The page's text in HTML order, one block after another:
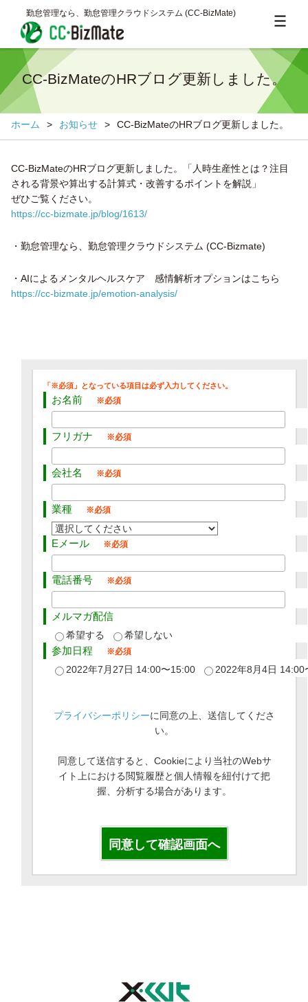
勤怠管理なら、勤怠管理クラウドシステム (CC‐BizMate)
CC-BizMateのHRブログ更新しました。
ホーム > お知らせ > CC-BizMateのHRブログ更新しました。
CC-BizMateのHRブログ更新しました。「人時生産性とは？注目
される背景や算出する計算式・改善するポイントを解説」
ぜひご覧ください。
https://cc-bizmate.jp/blog/1613/
・勤怠管理なら、勤怠管理クラウドシステム (CC‐Bizmate)
・AIによるメンタルヘルスケア 感情解析オプションはこちら
https://cc-bizmate.jp/emotion-analysis/
お名前
フリガナ
会社名
業種
Eメール
電話番号
メルマガ配信
希望する 希望しない
参加日程
2022年7月27日 14:00〜15:00 2022年8月4日
プライバシーポリシーに同意の上、送信してくださ
い。
同意して送信すると、Cookieにより当社のWebサ
イト上における閲覧履歴と個人情報を紐付けて把
握、分析する場合があります。